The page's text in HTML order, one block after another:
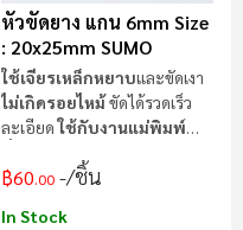
หัวขัดยาง แกน 6mm Size
: 20x25mm SUMO
ใช้เจียรเหล็กหยาบและขัดเงา
ไม่เกิดรอยไหม้ขัดได้รวดเร็ว
ละเอียดใช้กับงานแม่พิมพ์
฿60.00 /ชิ้น
In Stock